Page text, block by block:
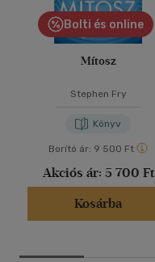
Bolti és online
Mítosz
Stephen Fry
Könyv
Borító ár: 9 500 Ft
Akciós ár: 5 700 Ft
Kosárba